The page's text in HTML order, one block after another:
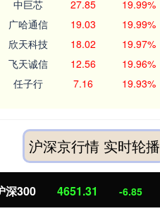
中巨芯 27.85 19.99%
广哈通信 19.03 19.99%
欣天科技 18.02 19.97%
飞天诚信 12.56 19.96%
任子行 7.16 19.93%
沪深京行情 实时轮播
北证50 1122.88 3.42